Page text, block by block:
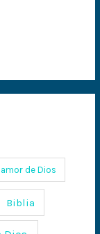
amor de Dios
Biblia